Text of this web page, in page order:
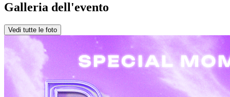
Galleria dell'evento
Vedi tutte le foto